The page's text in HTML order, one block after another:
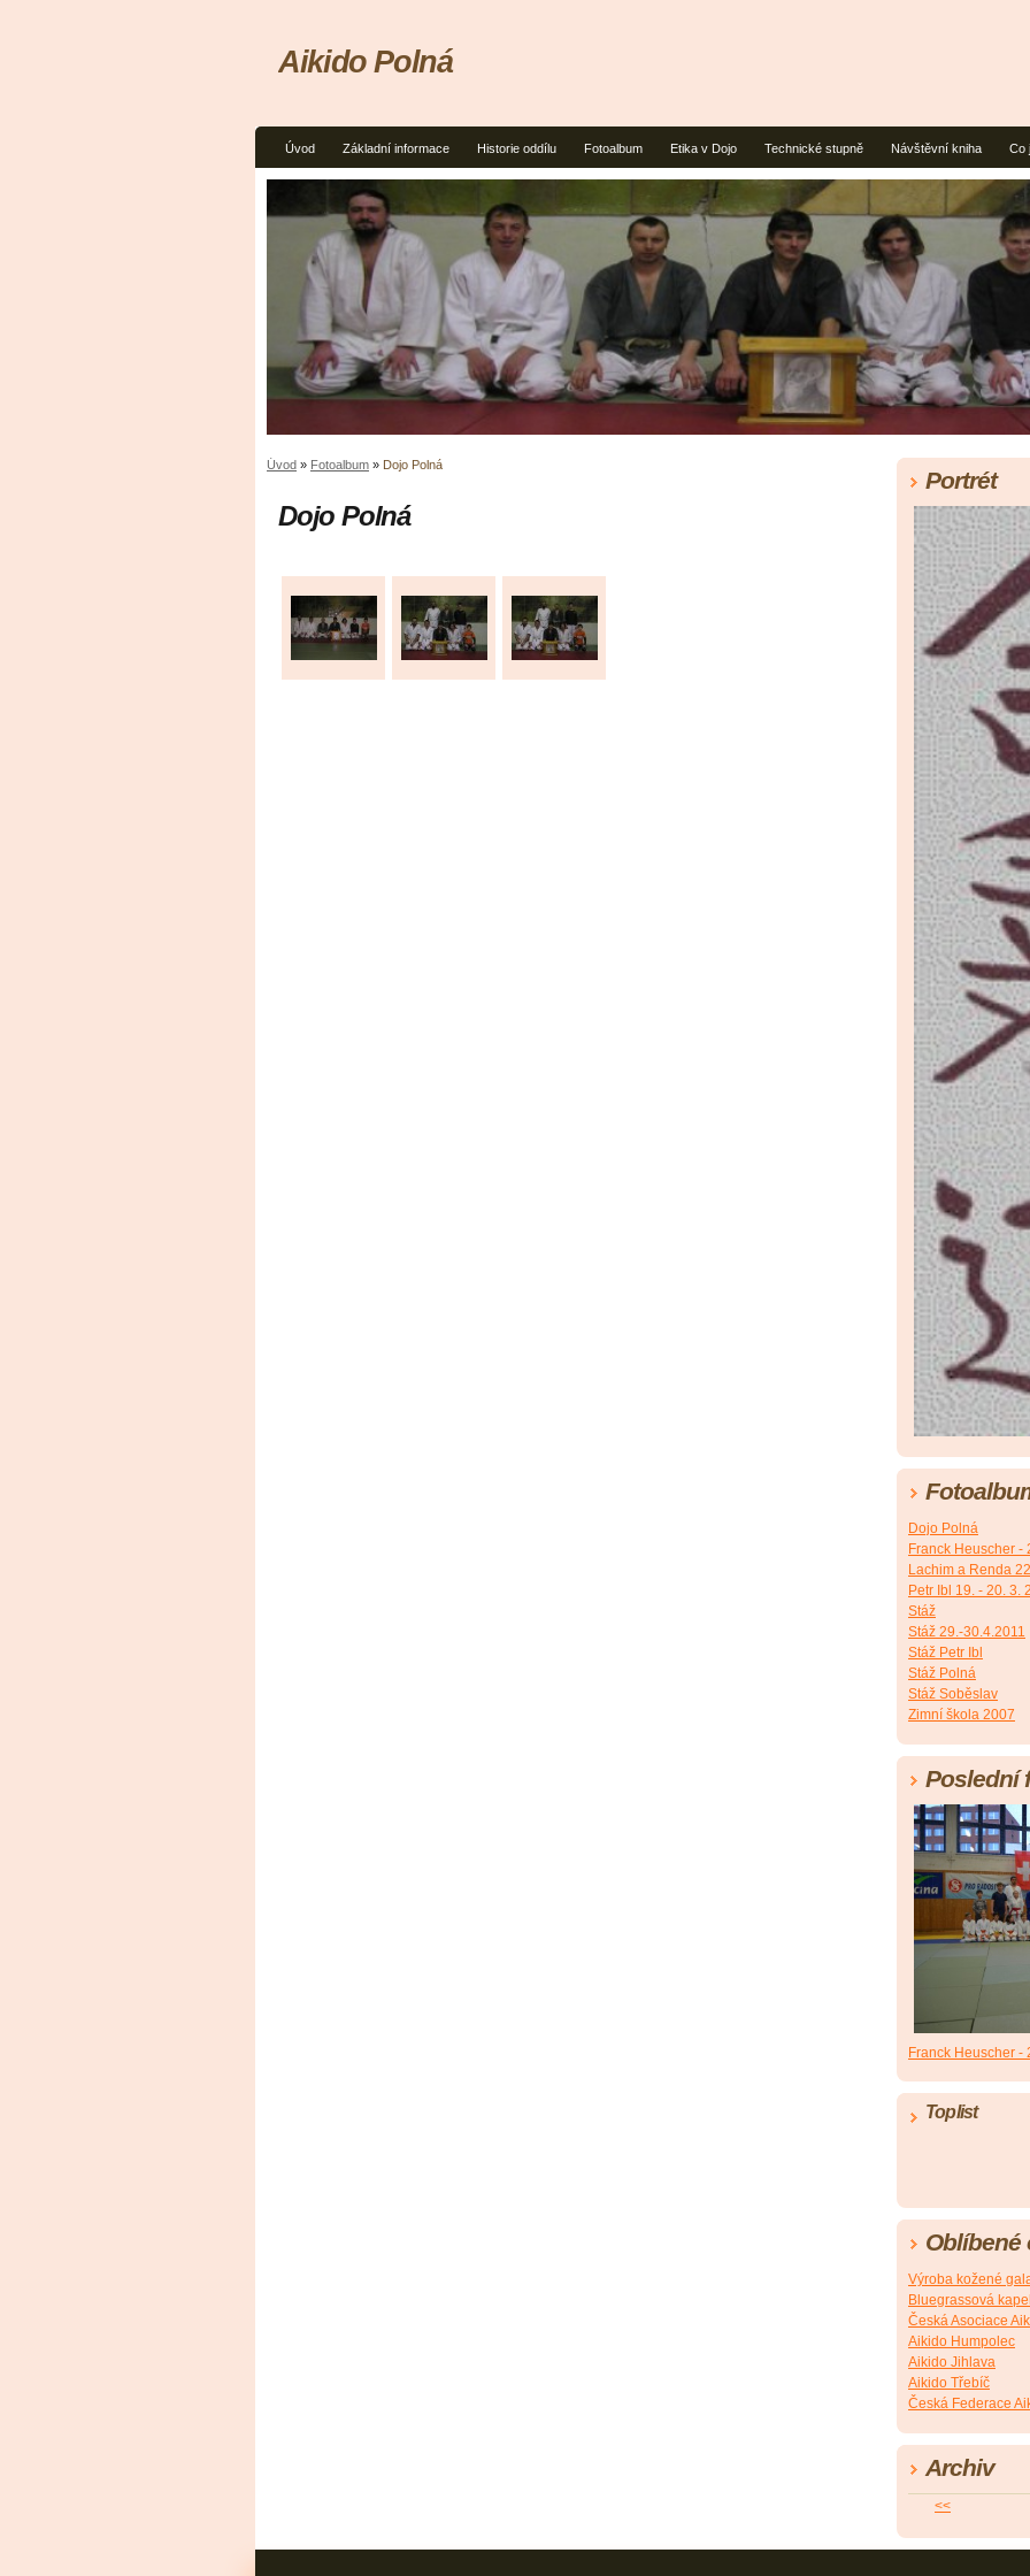
Úvod Základní informace Historie oddílu Fotoalbum Etika v Dojo Technické stupně Návštěvní kniha Co
Aikido Polná
Úvod » Fotoalbum » Dojo Polná
Dojo Polná
Portrét
Dojo Polná
Franck Heuscher -
Lachim a Renda
Petr Ibl 19. - 20. 3.
Stáž
Stáž 29.-30.4.2011
Stáž Petr Ibl
Stáž Polná
Stáž Soběslav
Zimní škola 2007
Poslední
Franck Heuscher -
Toplist
Oblíbené
Výroba kožené
Bluegrassová
Česká Asociace
Aikido Humpolec
Aikido Jihlava
Aikido Třebíč
Česká Federace
Archiv
<<